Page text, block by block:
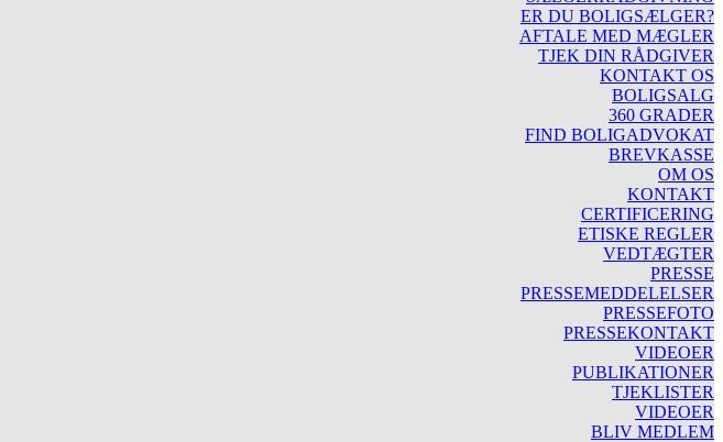
ER DU BOLIGSÆLGER?
AFTALE MED MÆGLER
TJEK DIN RÅDGIVER
KONTAKT OS
BOLIGSALG
360 GRADER
FIND BOLIGADVOKAT
BREVKASSE
OM OS
KONTAKT
CERTIFICERING
ETISKE REGLER
VEDTÆGTER
PRESSE
PRESSEMEDDELELSER
PRESSEFOTO
PRESSEKONTAKT
VIDEOER
PUBLIKATIONER
TJEKLISTER
VIDEOER
BLIV MEDLEM